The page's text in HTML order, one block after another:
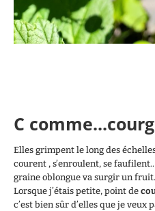
C
Elles grimpent le long des
courent , s’enroulent, se
graine oblongue va surgir un
Lorsque j’étais petite, point de
c’est bien sûr d’elles que je veux